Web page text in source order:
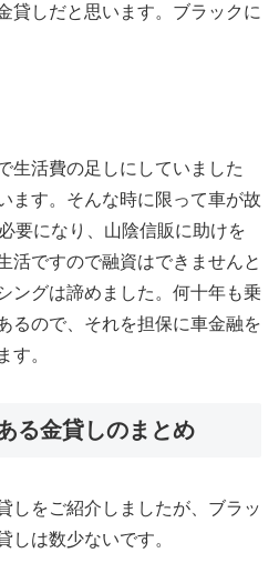
貸しだと思います。ブラックに
生活費の足しにしていました
ます。そんな時に限って車が故
要になり、山陰信販に助けを
活ですので融資はできませんと
ングは諦めました。何十年も乗
るので、それを担保に車金融を
す。
る金貸しのまとめ
しをご紹介しましたが、ブラッ
しは数少ないです。